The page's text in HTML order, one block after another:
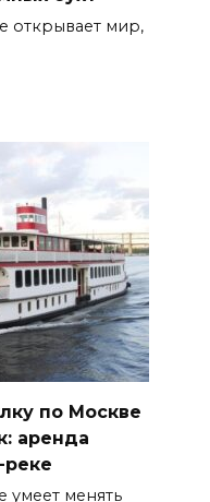
открывает мир,
по Москве
аренда
умеет менять